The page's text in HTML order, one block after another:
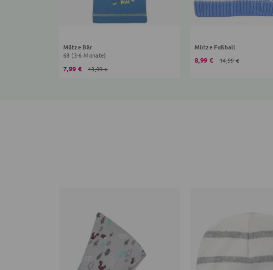
Mütze Bär
68 (3-6 Monate)
7,99 € 13,99 €
Mütze Fußball
8,99 € 14,99 €